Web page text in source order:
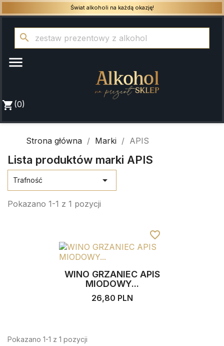
Świat alkoholi na każdą okazję!
search

shopping_cart (0)
Strona główna Marki APIS
Lista produktów marki APIS
Trafność 
Pokazano 1-1 z 1 pozycji
WINO GRZANIEC APIS
MIODOWY...
26,80 PLN
favorite_border
Pokazano 1-1 z 1 pozycji